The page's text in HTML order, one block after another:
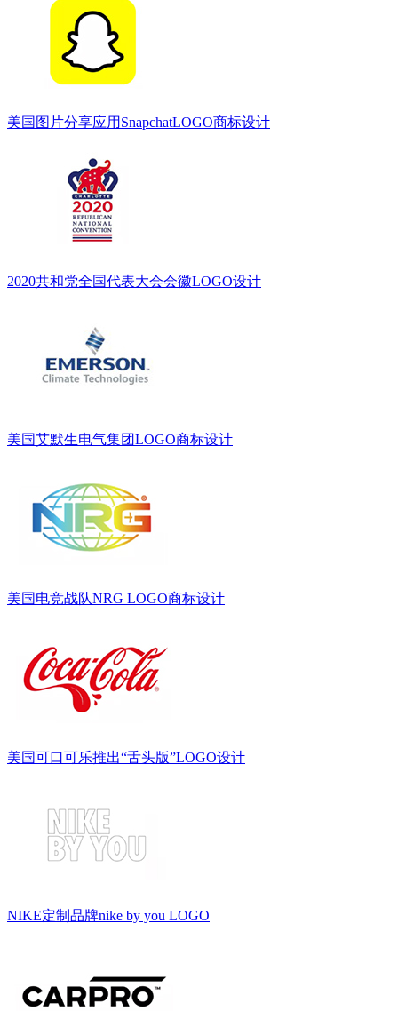
美国图片分享应用SnapchatLOGO商标设计
2020共和党全国代表大会会徽LOGO设计
美国艾默生电气集团LOGO商标设计
美国电竞战队NRG LOGO商标设计
美国可口可乐推出“舌头版”LOGO设计
NIKE定制品牌nike by you LOGO